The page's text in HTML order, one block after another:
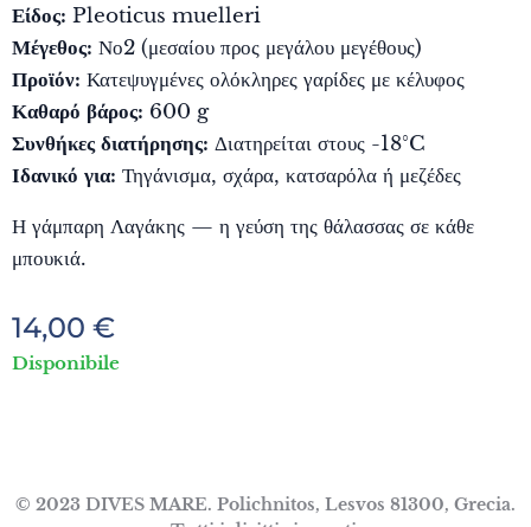
Είδος: Pleoticus muelleri
Μέγεθος: Νο2 (μεσαίου προς μεγάλου μεγέθους)
Προϊόν: Κατεψυγμένες ολόκληρες γαρίδες με κέλυφος
Καθαρό βάρος: 600 g
Συνθήκες διατήρησης: Διατηρείται στους -18°C
Ιδανικό για: Τηγάνισμα, σχάρα, κατσαρόλα ή μεζέδες
Η γάμπαρη Λαγάκης — η γεύση της θάλασσας σε κάθε
μπουκιά.
14,00 €
Disponibile
© 2023 DIVES MARE. Polichnitos, Lesvos 81300, Grecia.